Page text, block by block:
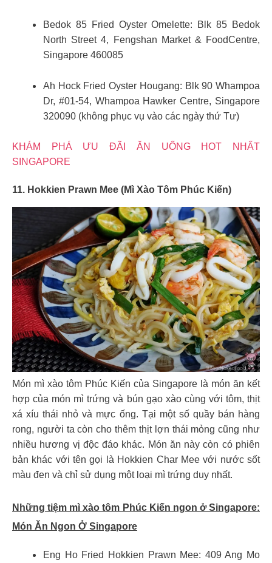
Bedok 85 Fried Oyster Omelette: Blk 85 Bedok
North Street 4, Fengshan Market & FoodCentre,
Singapore 460085
Ah Hock Fried Oyster Hougang: Blk 90 Whampoa
Dr, #01-54, Whampoa Hawker Centre, Singapore
320090 (không phục vụ vào các ngày thứ Tư)
KHÁM PHÁ ƯU ĐÃI ĂN UỐNG HOT NHẤT
SINGAPORE
11. Hokkien Prawn Mee (Mì Xào Tôm Phúc Kiến)
Món mì xào tôm Phúc Kiến của Singapore là món ăn kết
hợp của món mì trứng và bún gạo xào cùng với tôm, thịt
xá xíu thái nhỏ và mực ống. Tại một số quầy bán hàng
rong, người ta còn cho thêm thịt lợn thái mỏng cũng như
nhiều hương vị độc đáo khác. Món ăn này còn có phiên
bản khác với tên gọi là Hokkien Char Mee với nước sốt
màu đen và chỉ sử dụng một loại mì trứng duy nhất.
Những tiệm mì xào tôm Phúc Kiến ngon ở Singapore:
Món Ăn Ngon Ở Singapore
Eng Ho Fried Hokkien Prawn Mee: 409 Ang Mo